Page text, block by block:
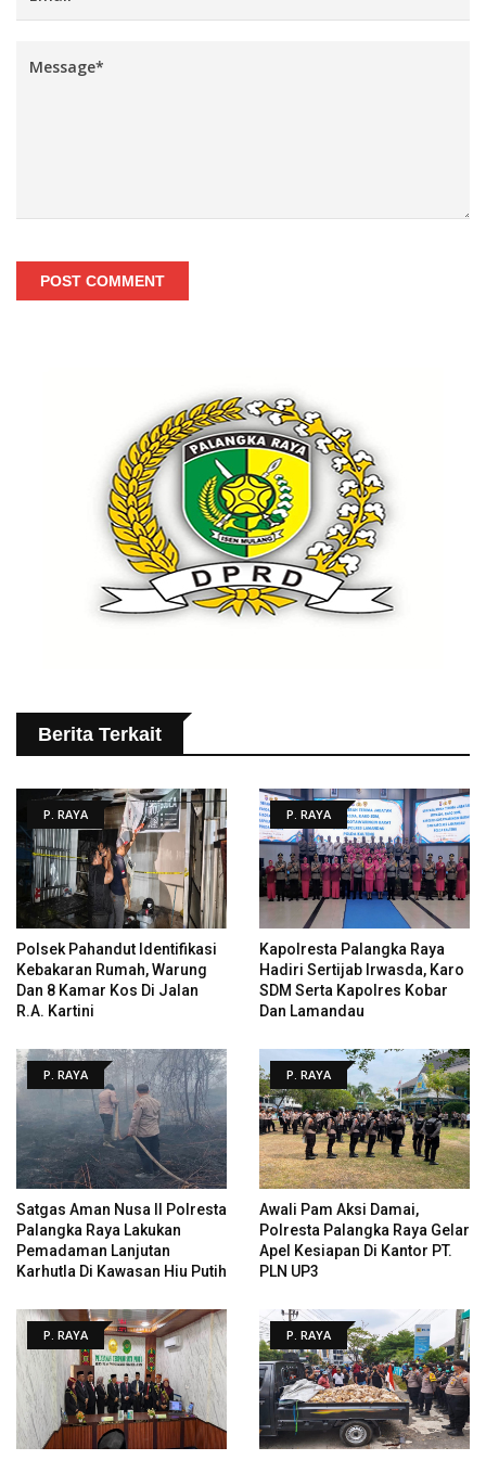
POST COMMENT
Berita Terkait
P. RAYA
Polsek Pahandut Identifikasi
Kebakaran Rumah, Warung
Dan 8 Kamar Kos Di Jalan
R.A. Kartini
P. RAYA
Kapolresta Palangka Raya
Hadiri Sertijab Irwasda, Karo
SDM Serta Kapolres Kobar
Dan Lamandau
P. RAYA
Satgas Aman Nusa II Polresta
Palangka Raya Lakukan
Pemadaman Lanjutan
Karhutla Di Kawasan Hiu Putih
P. RAYA
Awali Pam Aksi Damai,
Polresta Palangka Raya Gelar
Apel Kesiapan Di Kantor PT.
PLN UP3
P. RAYA P. RAYA